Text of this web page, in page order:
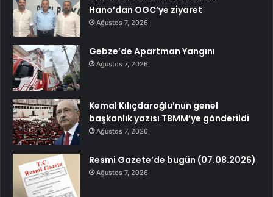
Hano’dan OGC’ye ziyaret
Ağustos 7, 2026
Gebze’de Apartman Yangını
Ağustos 7, 2026
Kemal Kılıçdaroğlu’nun genel
başkanlık yazısı TBMM’ye gönderildi
Ağustos 7, 2026
Resmi Gazete’de bugün (07.08.2026)
Ağustos 7, 2026